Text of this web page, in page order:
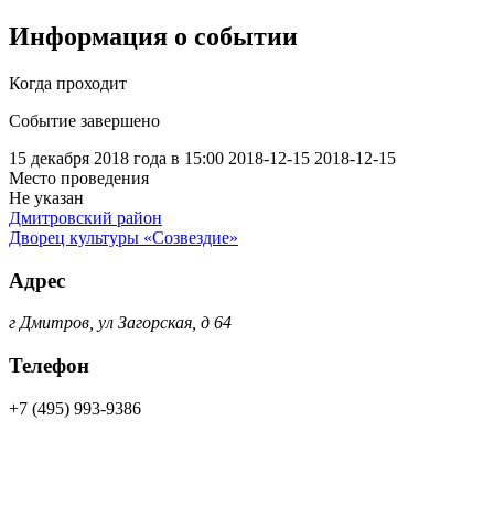
Информация о событии
Когда проходит
Событие завершено
15 декабря 2018 года в 15:00 2018-12-15 2018-12-15
Место проведения
Не указан
Дмитровский район
Дворец культуры «Созвездие»
Адрес
г Дмитров, ул Загорская, д 64
Телефон
+7 (495) 993-9386